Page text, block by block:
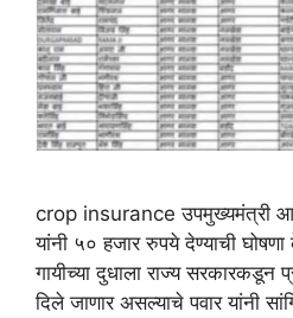
crop insurance उपमुख्यमंत्री
यांनी ५० हजार रुपये देण्याची
गायीच्या दुधाला राज्य सरकारकडून
दिले जाणार असल्याचे पवार यांनी